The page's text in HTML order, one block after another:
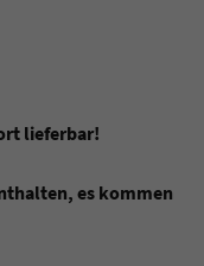
lieferbar!
es kommen